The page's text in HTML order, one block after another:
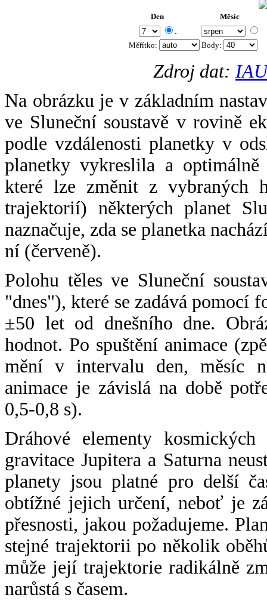
Den Měsíc
.
Měřítko: Body:
Zdroj dat:
Na obrázku je v základním
ve Sluneční soustavě v rovině
podle vzdálenosti planetky v
planetky vykreslila a
které lze změnit z vybraných
trajektorií) některých planet
naznačuje, zda se planetka
ní (červeně).
Polohu těles ve Sluneční
"dnes"), které se zadává pomocí
±50 let od dnešního dne.
hodnot. Po spuštění animace
mění v intervalu den, měsíc
animace je závislá na době
0,5-0,8 s).
Dráhové elementy
gravitace Jupitera a Saturna
planety jsou platné pro delší
obtížné jejich určení, neboť je
přesnosti, jakou požadujeme.
stejné trajektorii po několik
může její trajektorie radikálně
narůstá s časem.